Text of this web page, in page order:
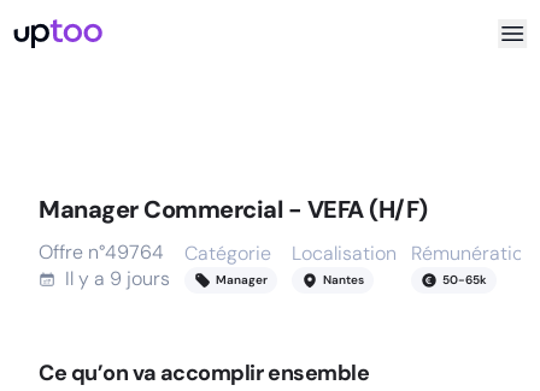
Manager Commercial - VEFA (H/F)
Offre n°49764
Il y a 9 jours
Catégorie
Manager
Localisation
Nantes
Rémunération
50-65k
Ce qu’on va accomplir ensemble